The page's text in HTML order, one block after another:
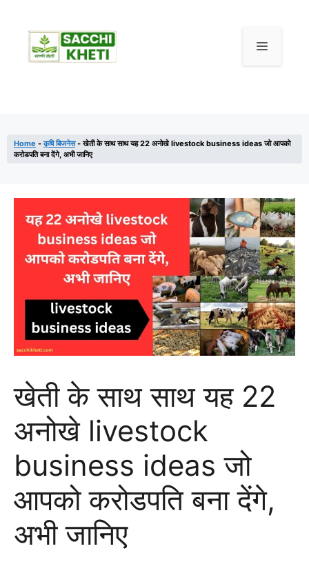
Home - कृषि बिजनेस-खेती के साथ साथ यह 22 अनोखे livestock business ideas जो आपको
करोडपति बना देंगे, अभी जानिए
खेती के साथ साथ यह 22
अनोखे livestock
business ideas जो
आपको करोडपति बना देंगे,
अभी जानिए